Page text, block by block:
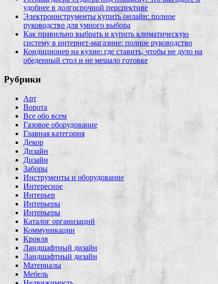
удобнее в долгосрочной перспективе
Электроинструменты купить онлайн: полное
руководство для умного выбора
Как правильно выбрать и купить климатическую
систему в интернет‑магазине: полное руководство
Кондиционер на кухне: где ставить, чтобы не дуло на
обеденный стол и не мешало готовке
Рубрики
Арт
Ворота
Все обо всем
Газовое оборудование
Главная категория
Декор
Дизайн
Дизайн
Заборы
Инструменты и оборудование
Интересное
Интерьер
Интерьеры
Интерьеры
Каталог организаций
Коммуникации
Кровля
Ландшафтный дизайн
Ландшафтный дизайн
Материалы
Мебель